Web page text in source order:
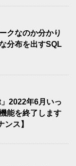
クなのか分かり
分布を出すSQL
2022年6月いっ
能を終了します
ンス】